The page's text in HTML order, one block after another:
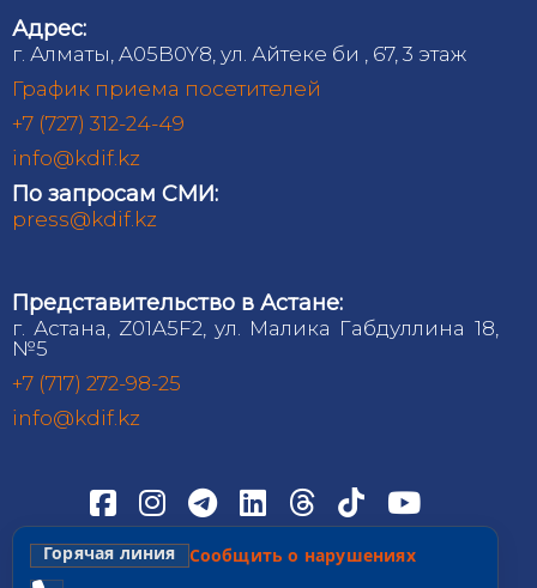
Адрес:
г. Алматы, A05B0Y8, ул. Айтеке би , 67, 3 этаж
График приема посетителей
+7 (727) 312-24-49
info@kdif.kz
По запросам СМИ:
press@kdif.kz
Представительство в Астане:
г. Астана, Z01A5F2, ул. Малика Габдуллина 18,
№5
+7 (717) 272-98-25
info@kdif.kz
Горячая линия Сообщить о нарушениях